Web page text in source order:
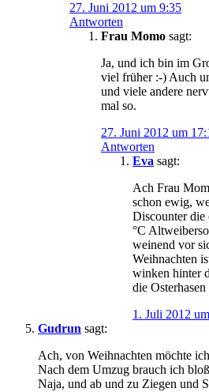
27. Juni 2012 um 9:35
Antworten
Frau Momo sagt:
Ja, und ich bin im
viel früher :-) Auch
und viele andere
mal so.
27. Juni 2012 um
Antworten
Eva sagt:
Ach Frau
schon ewig,
Discounter die
°C
weinend vor
Weihnachten
winken hinter
die
1. Juli 2012
Gudrun sagt:
Ach, von Weihnachten möchte
Nach dem Umzug brauch ich
Naja, und ab und zu Ziegen und